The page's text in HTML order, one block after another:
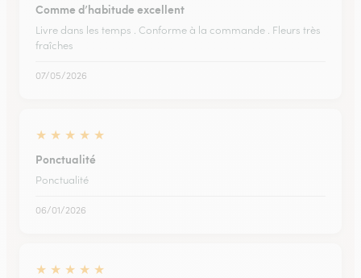
Comme d’habitude excellent
Livre dans les temps . Conforme à la commande . Fleurs très
fraîches
07/05/2026
★ ★ ★ ★ ★
Ponctualité
Ponctualité
06/01/2026
★ ★ ★ ★ ★